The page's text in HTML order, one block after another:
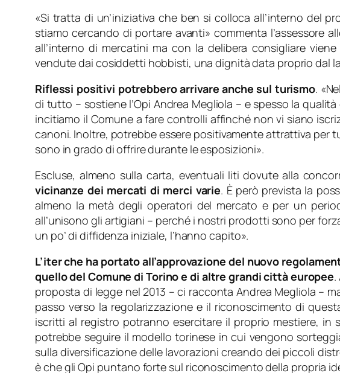
«Si tratta di un’iniziativa che ben si colloca all’interno del
stiamo cercando di portare avanti» commenta l’assessore
all’interno di mercatini ma con la delibera consigliare
vendute dai cosiddetti hobbisti, una dignità data proprio dal
Riflessi positivi potrebbero arrivare anche sul turismo. «
di tutto – sostiene l’Opi Andrea Megliola – e spesso la
incitiamo il Comune a fare controlli affinché non vi siano
canoni. Inoltre, potrebbe essere positivamente attrattiva per
sono in grado di offrire durante le esposizioni».
Escluse, almeno sulla carta, eventuali liti dovute alla
vicinanze dei mercati di merci varie. È però prevista la
almeno la metà degli operatori del mercato e per un
all’unisono gli artigiani – perché i nostri prodotti sono per
un po’ di diffidenza iniziale, l’hanno capito».
L’iter che ha portato all’approvazione del nuovo
quello del Comune di Torino e di altre grandi città europee.
proposta di legge nel 2013 – ci racconta Andrea Megliola –
passo verso la regolarizzazione e il riconoscimento di
iscritti al registro potranno esercitare il proprio mestiere, in
potrebbe seguire il modello torinese in cui vengono
sulla diversificazione delle lavorazioni creando dei piccoli
è che gli Opi puntano forte sul riconoscimento della propria